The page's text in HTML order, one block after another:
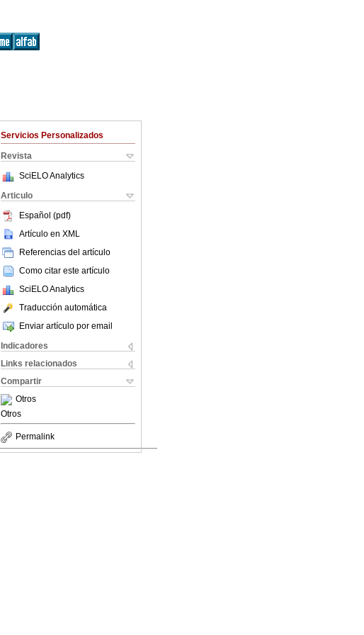
Servicios Personalizados
Revista
SciELO Analytics
Articulo
Español (pdf)
Artículo en XML
Referencias del artículo
Como citar este artículo
SciELO Analytics
Traducción automática
Enviar artículo por email
Indicadores
Links relacionados
Compartir
Otros
Otros
Permalink